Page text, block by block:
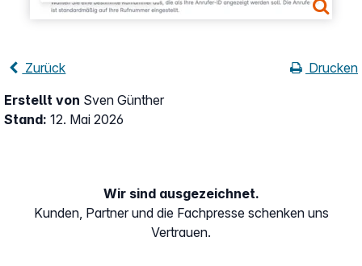
Zurück
Drucken
Erstellt von Sven Günther
Stand: 12. Mai 2026
Wir sind ausgezeichnet.
Kunden, Partner und die Fachpresse schenken uns
Vertrauen.